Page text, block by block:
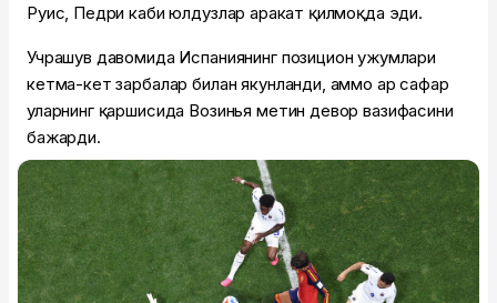
Руис, Педри каби юлдузлар ҳаракат қилмоқда эди.
Учрашув давомида Испаниянинг позицион ҳужумлари
кетма-кет зарбалар билан якунланди, аммо ҳар сафар
уларнинг қаршисида Возинья метин девор вазифасини
бажарди.